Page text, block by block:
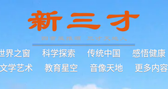
界之窗 科学探索 传统中国 感悟健康
文学艺术
教育星空 音像天地 更多内容